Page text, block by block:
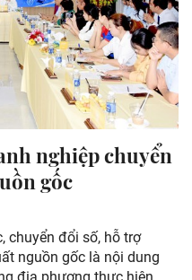
nghiệp chuyển
gốc
chuyển đổi số, hỗ trợ
nguồn gốc là nội dung
địa phương thực hiện